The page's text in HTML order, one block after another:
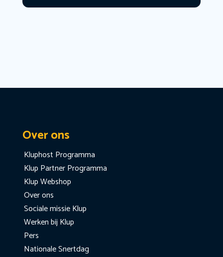
Over ons
Kluphost Programma
Klup Partner Programma
Klup Webshop
Over ons
Sociale missie Klup
Werken bij Klup
Pers
Nationale Snertdag